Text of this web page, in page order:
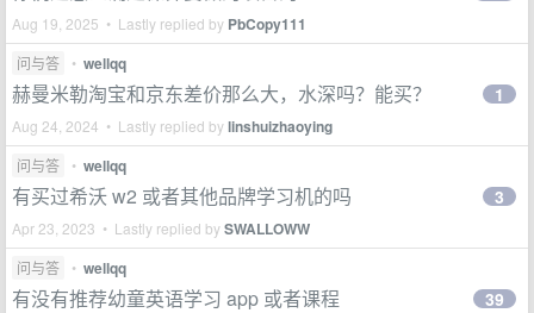
Aug 19, 2025 • Lastly replied by PbCopy111
问与答 • wellqq
赫曼米勒淘宝和京东差价那么大，水深吗？能买？
Aug 24, 2024 • Lastly replied bylinshuizhaoying
1
问与答 • wellqq
有买过希沃 w2 或者其他品牌学习机的吗
Apr 23, 2023 • Lastly replied bySWALLOWW
3
问与答 • wellqq
有没有推荐幼童英语学习 app 或者课程 39